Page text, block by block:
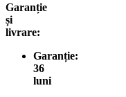
Garanție
și
livrare:
Garanție:
36
luni